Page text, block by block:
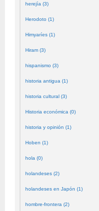
herejía (3)
Herodoto (1)
Himyaríes (1)
Hiram (3)
hispanismo (3)
historia antigua (1)
historia cultural (3)
Historia económica (0)
historia y opinión (1)
Hoben (1)
hola (0)
holandeses (2)
holandeses en Japón (1)
hombre-frontera (2)